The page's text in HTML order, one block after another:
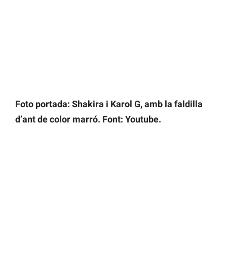
Foto portada: Shakira i Karol G, amb la faldilla
d’ant de color marró. Font: Youtube.